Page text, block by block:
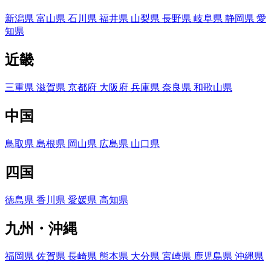
新潟県 富山県 石川県 福井県 山梨県 長野県 岐阜県 静岡県 愛
知県
近畿
三重県 滋賀県 京都府 大阪府 兵庫県 奈良県 和歌山県
中国
鳥取県 島根県 岡山県 広島県 山口県
四国
徳島県 香川県 愛媛県 高知県
九州・沖縄
福岡県 佐賀県 長崎県 熊本県 大分県 宮崎県 鹿児島県 沖縄県